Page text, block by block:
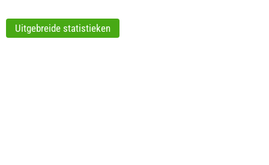
Uitgebreide statistieken